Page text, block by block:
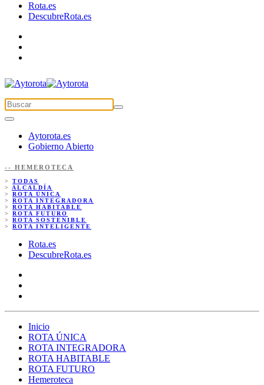
Rota.es
DescubreRota.es
Aytorota.es
Gobierno Abierto
-- HEMEROTECA
> TODAS
> ALCALDÍA
> ROTA ÚNICA
> ROTA INTEGRADORA
> ROTA HABITABLE
> ROTA FUTURO
> ROTA SOSTENIBLE
> ROTA INTELIGENTE
Rota.es
DescubreRota.es
Inicio
ROTA ÚNICA
ROTA INTEGRADORA
ROTA HABITABLE
ROTA FUTURO
Hemeroteca